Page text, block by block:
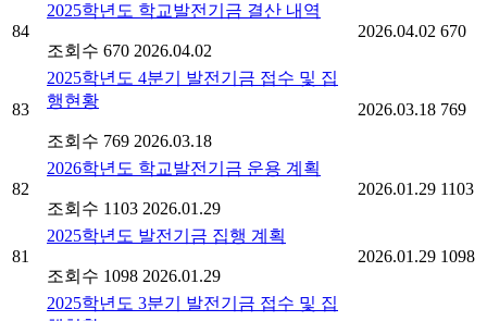
84
2025학년도 학교발전기금 결산 내역
조회수 670 2026.04.02
2026.04.02 670
83
2025학년도 4분기 발전기금 접수 및 집
행현황
조회수 769 2026.03.18
2026.03.18 769
82
2026학년도 학교발전기금 운용 계획
조회수 1103 2026.01.29
2026.01.29 1103
81
2025학년도 발전기금 집행 계획
조회수 1098 2026.01.29
2026.01.29 1098
2025학년도 3분기 발전기금 접수 및 집